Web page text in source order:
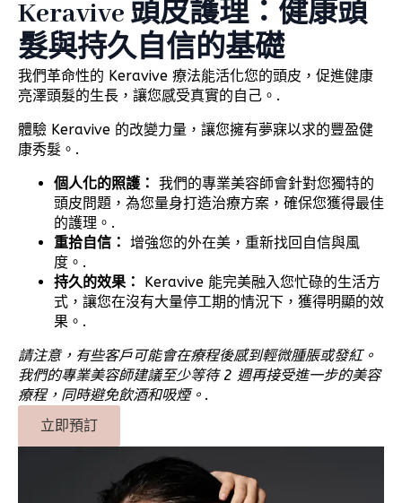
Keravive 頭皮護理：健康頭
髮與持久自信的基礎
我們革命性的 Keravive 療法能活化您的頭皮，促進健康
亮澤頭髮的生長，讓您感受真實的自己。.
體驗 Keravive 的改變力量，讓您擁有夢寐以求的豐盈健
康秀髮。.
個人化的照護： 我們的專業美容師會針對您獨特的
頭皮問題，為您量身打造治療方案，確保您獲得最佳
的護理。.
重拾自信： 增強您的外在美，重新找回自信與風
度。.
持久的效果： Keravive 能完美融入您忙碌的生活方
式，讓您在沒有大量停工期的情況下，獲得明顯的效
果。.
請注意，有些客戶可能會在療程後感到輕微腫脹或發紅。
我們的專業美容師建議至少等待 2 週再接受進一步的美容
療程，同時避免飲酒和吸煙。.
立即預訂